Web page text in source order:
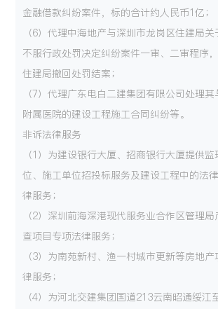
金融借款纠纷案件，标的合计约人民币1亿；
（6）代理中海地产与深圳市龙岗区住建局
不服行政处罚决定纠纷案件一审、二审程序
住建局撤回处罚结案；
（7）代理广东电白二建集团有限公司处理
附属医院的建设工程施工合同纠纷等。
非诉法律服务
（1）为建设银行大厦、招商银行大厦提供
位、施工单位招投标服务及建设工程中的法
律服务；
（2）深圳前海深港现代服务业合作区管理
查项目专项法律服务；
（3）为南苑新村、渔一村城市更新等房地
律服务；
（4）为河北交建集团国道213云南昭通绥江